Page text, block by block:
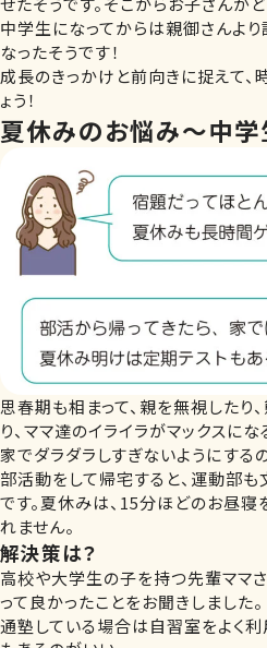
中学生になってからは親御さんより
なったそうです！
成長のきっかけと前向きに捉えて、
ょう！
夏休みのお悩み～中
思春期も相まって、親を無視した
り、ママ達のイライラがマックスに
家でダラダラしすぎないようにする
部活動をして帰宅すると、運動部
です。夏休みは、15分ほどのお昼寝
れません。
解決策は？
高校や大学生の子を持つ先輩ママ
って良かったことをお聞きしました。
通塾している場合は自習室をよく利